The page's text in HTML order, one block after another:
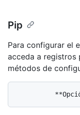
Pip
Para configurar el
acceda a registros
métodos de